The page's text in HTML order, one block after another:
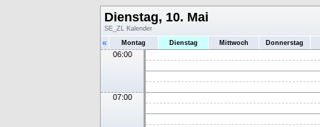
Dienstag, 10. Mai
SE_ZL Kalender
« Montag Dienstag Mittwoch Donnerstag
06:00
07:00